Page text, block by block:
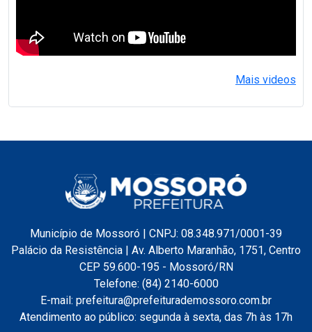
Mais videos
Município de Mossoró | CNPJ: 08.348.971/0001-39
Palácio da Resistência | Av. Alberto Maranhão, 1751, Centro
CEP 59.600-195 - Mossoró/RN
Telefone: (84) 2140-6000
E-mail: prefeitura@prefeiturademossoro.com.br
Atendimento ao público: segunda à sexta, das 7h às 17h